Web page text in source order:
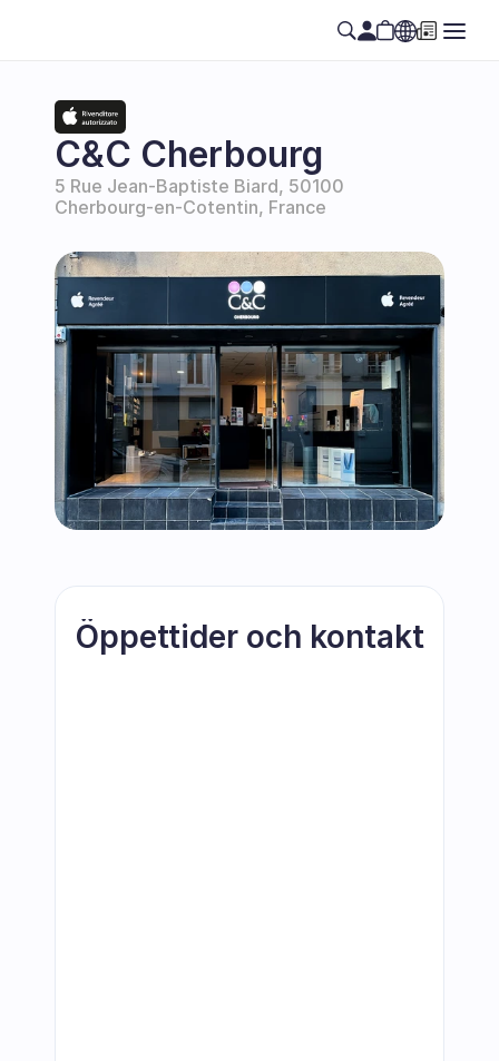
SE
C&C Cherbourg
5 Rue Jean-Baptiste Biard, 50100
Cherbourg-en-Cotentin, France
Öppettider och kontakt